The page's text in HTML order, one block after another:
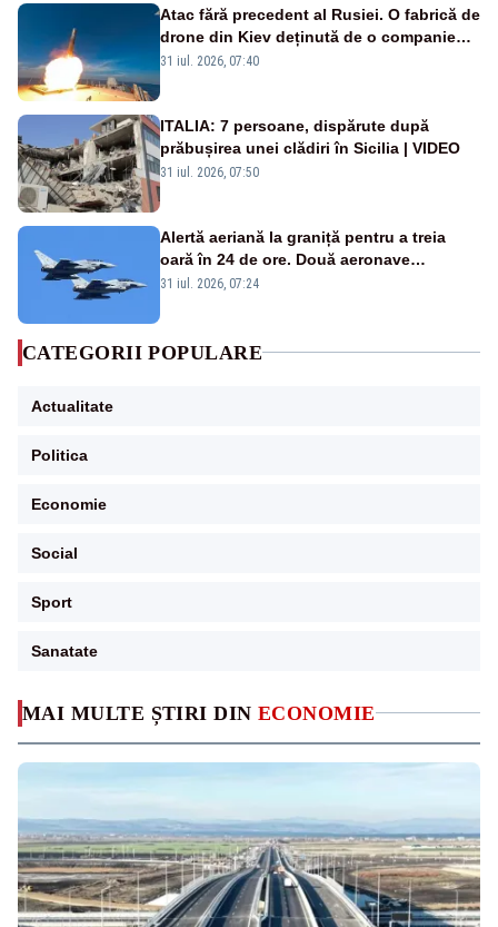
MAI MULTE ȘTIRI DIN ECONOMIE
Atac fără precedent al Rusiei. O fabrică de
drone din Kiev deținută de o companie
americană, distrusă de o rachetă
31 iul. 2026, 07:40
ITALIA: 7 persoane, dispărute după
prăbușirea unei clădiri în Sicilia | VIDEO
31 iul. 2026, 07:50
Alertă aeriană la graniță pentru a treia
oară în 24 de ore. Două aeronave
Eurofighter britanice au fost ridicate de la
31 iul. 2026, 07:24
CATEGORII POPULARE
Actualitate
Politica
Economie
Social
Sport
Sanatate